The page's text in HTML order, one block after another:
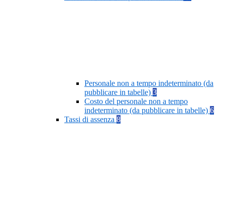
Personale non a tempo indeterminato (da
pubblicare in tabelle) 3
Costo del personale non a tempo
indeterminato (da pubblicare in tabelle) 6
Tassi di assenza 8